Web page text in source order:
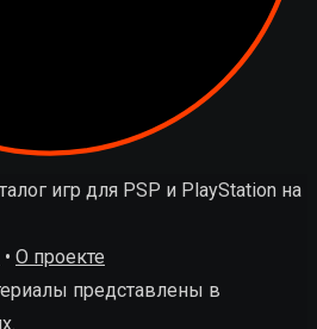
игр для PSP и PlayStation на
• О проекте
представлены в